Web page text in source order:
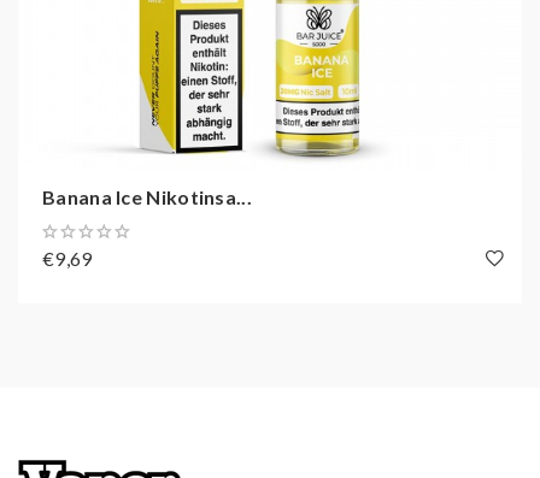
10ml Liquid
10,00 ml
Banana Ice Nikotinsa...
€9,69